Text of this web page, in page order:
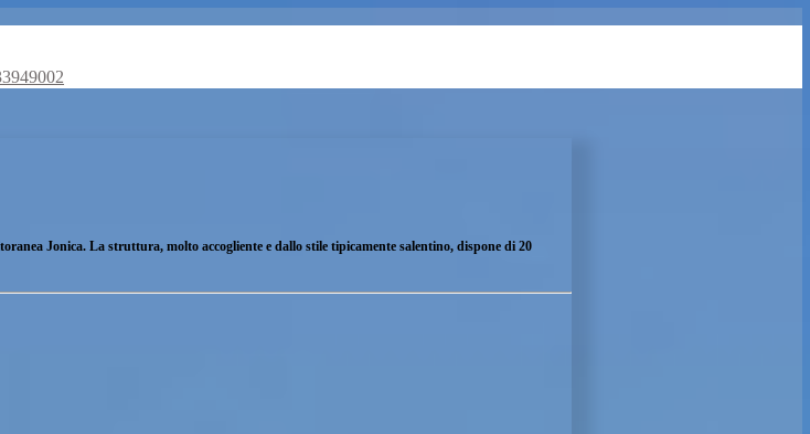
(+39) 0833949002
della litoranea Jonica. La struttura, molto accogliente e dallo stile tipicamente salentino, dispone di 20